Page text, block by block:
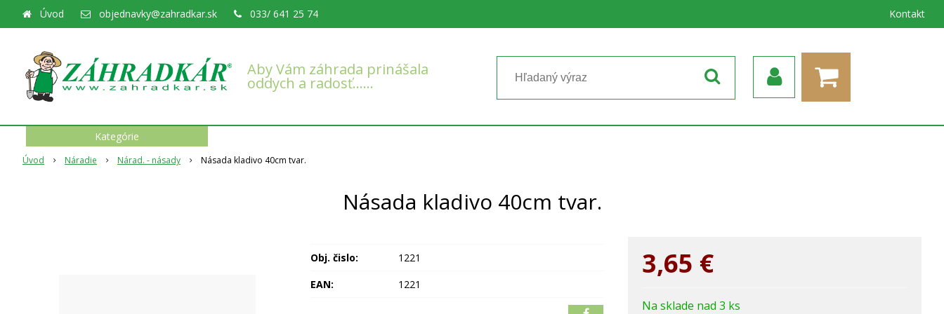
Aby Vám záhrada prinášala
oddych a radosť……
Úvod objednavky@zahradkar.sk 033/ 641 25 74 Kontakt
Úvod Náradie Nárad. - násady Násada kladivo 40cm tvar.
Násada kladivo 40cm tvar.
3,65 €
Na sklade nad 3 ks
Obj. čislo:
1221
EAN:
1221
Kategórie